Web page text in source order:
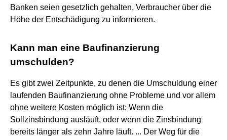
Banken seien gesetzlich gehalten, Verbraucher über die
Höhe der Entschädigung zu informieren.
Kann man eine Baufinanzierung
umschulden?
Es gibt zwei Zeitpunkte, zu denen die Umschuldung einer
laufenden Baufinanzierung ohne Probleme und vor allem
ohne weitere Kosten möglich ist: Wenn die
Sollzinsbindung ausläuft, oder wenn die Zinsbindung
bereits länger als zehn Jahre läuft. ... Der Weg für die